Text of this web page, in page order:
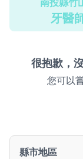
南投縣竹
牙醫
很抱歉，
您可以
縣市地區